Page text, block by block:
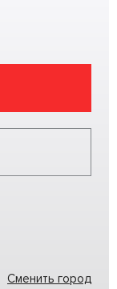
Сменить город